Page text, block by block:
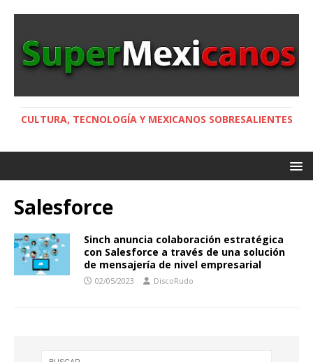
CULTURA, TECNOLOGÍA Y MEXICANOS SOBRESALIENTES
Salesforce
Sinch anuncia colaboración estratégica
con Salesforce a través de una solución
de mensajería de nivel empresarial
02/05/2023 DiscoRudo